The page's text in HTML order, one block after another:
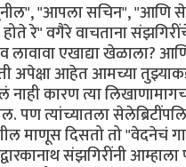
"आपला सचिन", "आणि
रे" वगैरे वाचताना
एखाद्या खेळाला?
अपेक्षा आहेत आमच्या
कारण त्या लिखाणामागचं
त्यांच्यातला
माणूस दिसतो तो "वेदनेचं
संझगिरींनी आम्हाला